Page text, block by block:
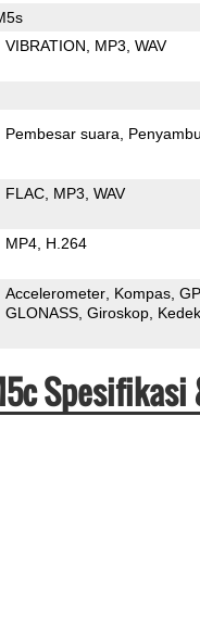
VIBRATION MP3 WAV
Pembesar suara
FLAC MP3 WAV
MP4 H.264
Accelerometer Kompas
GLONASS Giroskop